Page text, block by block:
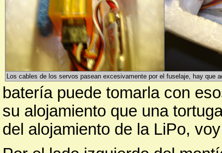
Los cables de los servos pasean excesivamente por el fuselaje, hay que
batería puede tomarla con
su alojamiento que una
del alojamiento de la LiPo,